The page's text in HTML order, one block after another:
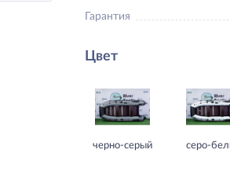
Гарантия
Цвет
черно-серый серо-